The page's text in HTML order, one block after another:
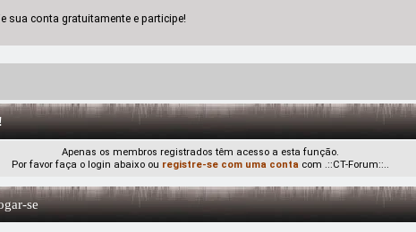
conta gratuitamente e participe!
Apenas os membros registrados têm acesso a esta função.
Por favor faça o login abaixo ou registre-se com uma conta com .::CT-Forum::..
se